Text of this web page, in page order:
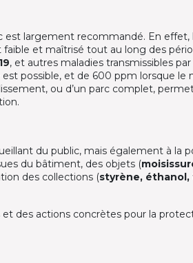
largement recommandé. En effet,
et maîtrisé tout au long des
, et autres maladies transmissibles par
possible, et de 600 ppm lorsque le
ou d’un parc complet,
du public, mais également à la
du bâtiment, des objets (
des collections (styrène, éthanol,
des actions concrètes pour la